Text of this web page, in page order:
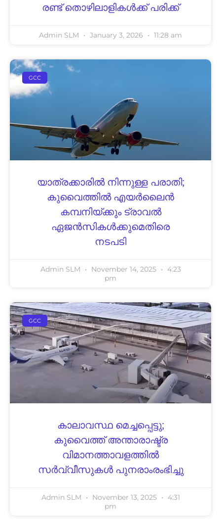
രണ്ട് തൊഴിലാളികൾക്ക് പരിക്ക്
Admin SLM January 3, 2026 11:28 am
GCC
യാത്രക്കാരിൽ നിന്നുള്ള പരാതി;
കുവൈത്തിൽ എയർലൈൻ
കമ്പനിയ്ക്കും ട്രാവൽ
ഏജൻസികൾക്കുമെതിരെ
നടപടി
Admin SLM November 14, 2025
4:23
pm
GCC
കാലാവസ്ഥ മെച്ചപ്പെട്ടു;
കുവൈത്ത് അന്താരാഷ്ട്ര
വിമാനത്താവളത്തിൽ
സർവ്വീസുകൾ പുനരാംരംഭിച്ചു
Admin SLM November 13, 2025
4:31
pm